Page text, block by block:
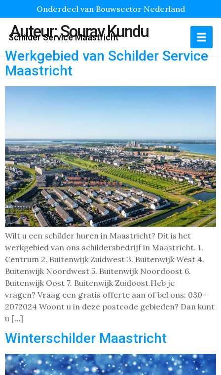
Onderdeel van Bouwsector Nederland
Schilder Service Maastricht
Auteur:Sourav Kundu
Werkgebied van Schilder Service
Maastricht
Wilt u een schilder huren in Maastricht? Dit is het
werkgebied van ons schildersbedrijf in Maastricht. 1.
Centrum 2. Buitenwijk Zuidwest 3. Buitenwijk West 4.
Buitenwijk Noordwest 5. Buitenwijk Noordoost 6.
Buitenwijk Oost 7. Buitenwijk Zuidoost Heb je
vragen? Vraag een gratis offerte aan of bel ons: 030-
2072024 Woont u in deze postcode gebieden? Dan kunt
u […]
Winterschilder Maastricht